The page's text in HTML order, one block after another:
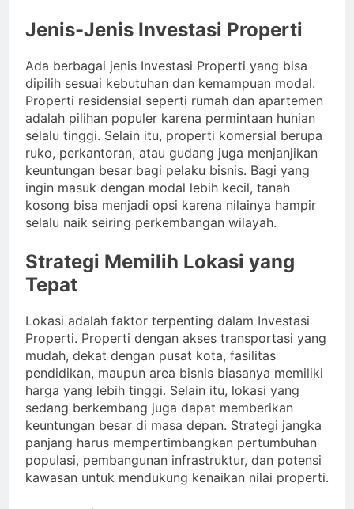
Jenis-Jenis Investasi Properti
Ada berbagai jenis Investasi Properti yang bisa
dipilih sesuai kebutuhan dan kemampuan modal.
Properti residensial seperti rumah dan apartemen
adalah pilihan populer karena permintaan hunian
selalu tinggi. Selain itu, properti komersial berupa
ruko, perkantoran, atau gudang juga menjanjikan
keuntungan besar bagi pelaku bisnis. Bagi yang
ingin masuk dengan modal lebih kecil, tanah
kosong bisa menjadi opsi karena nilainya hampir
selalu naik seiring perkembangan wilayah.
Strategi Memilih Lokasi yang
Tepat
Lokasi adalah faktor terpenting dalam Investasi
Properti. Properti dengan akses transportasi yang
mudah, dekat dengan pusat kota, fasilitas
pendidikan, maupun area bisnis biasanya memiliki
harga yang lebih tinggi. Selain itu, lokasi yang
sedang berkembang juga dapat memberikan
keuntungan besar di masa depan. Strategi jangka
panjang harus mempertimbangkan pertumbuhan
populasi, pembangunan infrastruktur, dan potensi
kawasan untuk mendukung kenaikan nilai properti.